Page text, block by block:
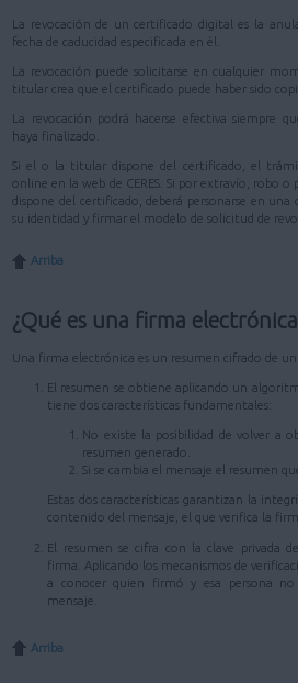
La revocación de un certificado digital es la
fecha de caducidad especificada en él.
La revocación puede solicitarse en cualquier
titular crea que el certificado puede haber sido
La revocación podrá hacerse efectiva siempre
haya finalizado.
Si el o la titular dispone del certificado, el
online en la web de CERES. Si por extravío, robo
dispone del certificado, deberá personarse en
su identidad y firmar el modelo de solicitud de
Arriba
¿Qué es una firma
Una firma electrónica es un resumen cifrado de un
El resumen se obtiene aplicando un
tiene dos características fundamentales:
No existe la posibilidad de volver a
resumen generado.
Si se cambia el mensaje el resumen
Estas dos características garantizan la
contenido del mensaje, el que verifica la
El resumen se cifra con la clave privada
firma. Aplicando los mecanismos de
a conocer quien firmó y esa persona
mensaje.
Arriba